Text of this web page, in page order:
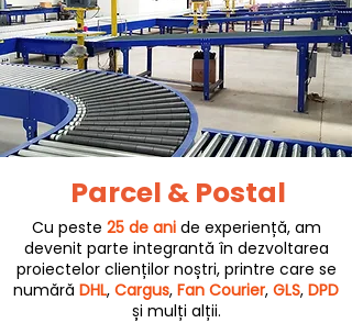
Parcel & Postal
Cu peste 25 de anide experiență, am
devenit parte integrantă în dezvoltarea
proiectelor clienților noștri, printre care se
numără DHL, Cargus, Fan Courier, GLS, DPD
și mulți alții.